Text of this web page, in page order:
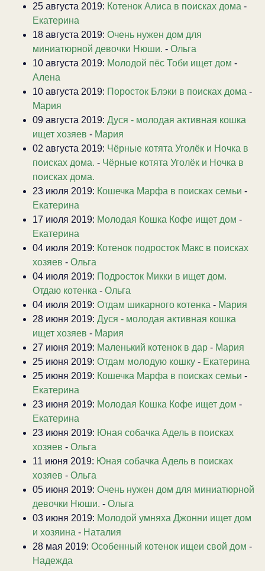
25 августа 2019: Котенок Алиса в поисках дома -
Екатерина
18 августа 2019: Очень нужен дом для
миниатюрной девочки Нюши. - Ольга
10 августа 2019: Молодой пёс Тоби ищет дом -
Алена
10 августа 2019: Поросток Блэки в поисках дома -
Мария
09 августа 2019: Дуся - молодая активная кошка
ищет хозяев - Мария
02 августа 2019: Чёрные котята Уголёк и Ночка в
поисках дома. - Чёрные котята Уголёк и Ночка в
поисках дома.
23 июля 2019: Кошечка Марфа в поисках семьи -
Екатерина
17 июля 2019: Молодая Кошка Кофе ищет дом -
Екатерина
04 июля 2019: Котенок подросток Макс в поисках
хозяев - Ольга
04 июля 2019: Подросток Микки в ищет дом.
Отдаю котенка - Ольга
04 июля 2019: Отдам шикарного котенка - Мария
28 июня 2019: Дуся - молодая активная кошка
ищет хозяев - Мария
27 июня 2019: Маленький котенок в дар - Мария
25 июня 2019: Отдам молодую кошку - Екатерина
25 июня 2019: Кошечка Марфа в поисках семьи -
Екатерина
23 июня 2019: Молодая Кошка Кофе ищет дом -
Екатерина
23 июня 2019: Юная собачка Адель в поисках
хозяев - Ольга
11 июня 2019: Юная собачка Адель в поисках
хозяев - Ольга
05 июня 2019: Очень нужен дом для миниатюрной
девочки Нюши. - Ольга
03 июня 2019: Молодой умняха Джонни ищет дом
и хозяина - Наталия
28 мая 2019: Особенный котенок ищеи свой дом -
Надежда